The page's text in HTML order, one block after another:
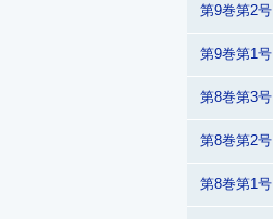
第9巻第2号
第9巻第1号
第8巻第3号
第8巻第2号
第8巻第1号